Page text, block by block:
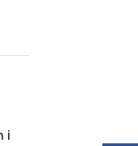
i